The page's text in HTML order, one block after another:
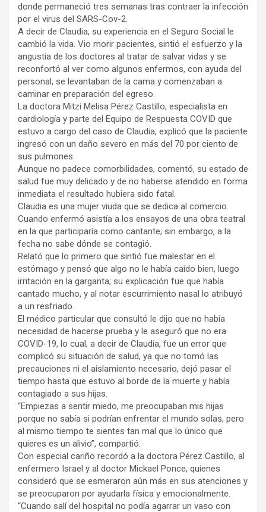
donde permaneció tres semanas tras contraer la infección
por el virus del SARS-Cov-2.
A decir de Claudia, su experiencia en el Seguro Social le
cambió la vida. Vio morir pacientes, sintió el esfuerzo y la
angustia de los doctores al tratar de salvar vidas y se
reconfortó al ver como algunos enfermos, con ayuda del
personal, se levantaban de la cama y comenzaban a
caminar en preparación del egreso.
La doctora Mitzi Melisa Pérez Castillo, especialista en
cardiología y parte del Equipo de Respuesta COVID que
estuvo a cargo del caso de Claudia, explicó que la paciente
ingresó con un daño severo en más del 70 por ciento de
sus pulmones.
Aunque no padece comorbilidades, comentó, su estado de
salud fue muy delicado y de no haberse atendido en forma
inmediata el resultado hubiera sido fatal.
Claudia es una mujer viuda que se dedica al comercio.
Cuando enfermó asistía a los ensayos de una obra teatral
en la que participaría como cantante; sin embargo, a la
fecha no sabe dónde se contagió.
Relató que lo primero que sintió fue malestar en el
estómago y pensó que algo no le había caído bien, luego
irritación en la garganta; su explicación fue que había
cantado mucho, y al notar escurrimiento nasal lo atribuyó
a un resfriado.
El médico particular que consultó le dijo que no había
necesidad de hacerse prueba y le aseguró que no era
COVID-19, lo cual, a decir de Claudia, fue un error que
complicó su situación de salud, ya que no tomó las
precauciones ni el aislamiento necesario, dejó pasar el
tiempo hasta que estuvo al borde de la muerte y había
contagiado a sus hijas.
“Empiezas a sentir miedo, me preocupaban mis hijas
porque no sabía si podrían enfrentar el mundo solas, pero
al mismo tiempo te sientes tan mal que lo único que
quieres es un alivio”, compartió.
Con especial cariño recordó a la doctora Pérez Castillo, al
enfermero Israel y al doctor Mickael Ponce, quienes
consideró que se esmeraron aún más en sus atenciones y
se preocuparon por ayudarla física y emocionalmente.
“Cuando salí del hospital no podía agarrar un vaso con